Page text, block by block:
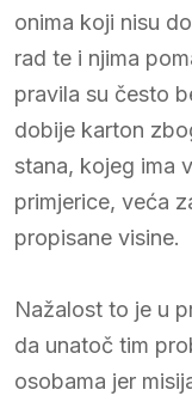
onima koji nisu
rad te i njima
pravila su često
dobije karton
stana, kojeg ima
primjerice, veća
propisane visine.
Nažalost to je u
da unatoč tim
osobama jer